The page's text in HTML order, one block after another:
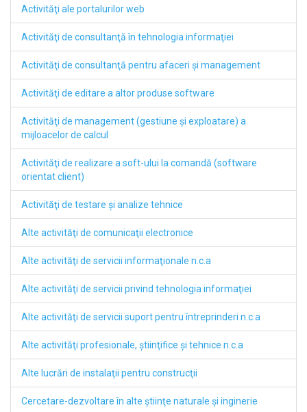
Activităţi ale portalurilor web
Activităţi de consultanţă în tehnologia informaţiei
Activităţi de consultanţă pentru afaceri şi management
Activităţi de editare a altor produse software
Activităţi de management (gestiune şi exploatare) a
mijloacelor de calcul
Activităţi de realizare a soft-ului la comandă (software
orientat client)
Activităţi de testare şi analize tehnice
Alte activităţi de comunicaţii electronice
Alte activităţi de servicii informaţionale n.c.a
Alte activităţi de servicii privind tehnologia informaţiei
Alte activităţi de servicii suport pentru întreprinderi n.c.a
Alte activităţi profesionale, ştiinţifice şi tehnice n.c.a
Alte lucrări de instalaţii pentru construcţii
Cercetare-dezvoltare în alte ştiinţe naturale şi inginerie